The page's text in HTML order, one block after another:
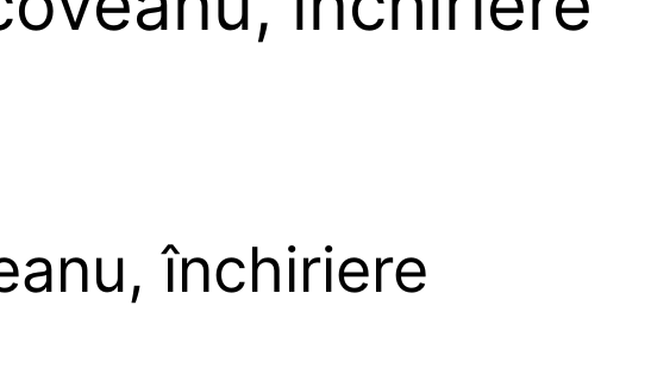
închiriere